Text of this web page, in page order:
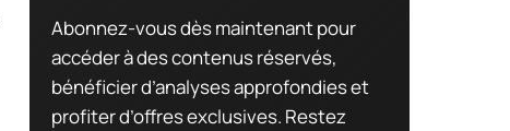
Abonnez-vous dès maintenant pour
accéder à des contenus réservés,
bénéficier d’analyses approfondies et
profiter d’offres exclusives. Restez